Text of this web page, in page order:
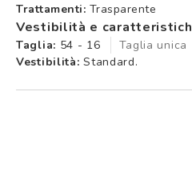
Trattamenti: Trasparente
Vestibilità e
Taglia: 54 - 16 Taglia unica
Vestibilità: Standard.